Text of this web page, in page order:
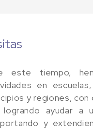
tiempo,
en
y regiones, con
logrando ayudar a
y